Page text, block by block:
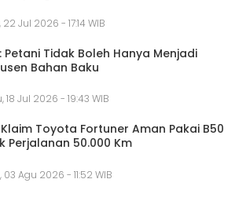
Jul 2026 - 17:14 WIB
Petani Tidak Boleh Hanya Menjadi
Bahan Baku
18 Jul 2026 - 19:43 WIB
Klaim Toyota Fortuner Aman Pakai B50
Perjalanan 50.000 Km
03 Agu 2026 - 11:52 WIB